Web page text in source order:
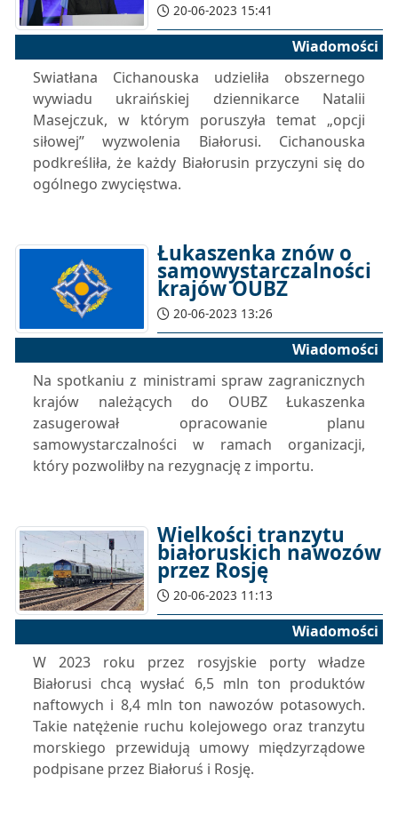
20-06-2023 15:41
Wiadomości
Swiatłana Cichanouska udzieliła obszernego
wywiadu ukraińskiej dziennikarce Natalii
Masejczuk, w którym poruszyła temat „opcji
siłowej” wyzwolenia Białorusi. Cichanouska
podkreśliła, że ​​każdy Białorusin przyczyni się do
ogólnego zwycięstwa.
Łukaszenka znów o
samowystarczalności
krajów OUBZ
20-06-2023 13:26
Wiadomości
Na spotkaniu z ministrami spraw zagranicznych
krajów należących do OUBZ Łukaszenka
zasugerował opracowanie planu
samowystarczalności w ramach organizacji,
który pozwoliłby na rezygnację z importu.
Wielkości tranzytu
białoruskich nawozów
przez Rosję
20-06-2023 11:13
Wiadomości
W 2023 roku przez rosyjskie porty władze
Białorusi chcą wysłać 6,5 mln ton produktów
naftowych i 8,4 mln ton nawozów potasowych.
Takie natężenie ruchu kolejowego oraz tranzytu
morskiego przewidują umowy międzyrządowe
podpisane przez Białoruś i Rosję.